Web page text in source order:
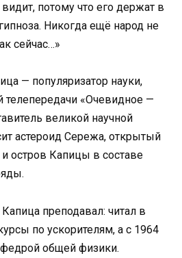
потому что его держат в
Никогда ещё народ не
сейчас…»
— популяризатор науки,
«Очевидное —
великой научной
астероид Сережа, открытый
и остров Капицы в составе
преподавал: читал в
по ускорителям, а с 1964
общей физики.